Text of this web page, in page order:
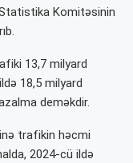
Komitəsinin
13,7 milyard
18,5 milyard
deməkdir.
trafikin həcmi
2024-cü ildə